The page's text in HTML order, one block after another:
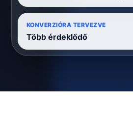
KONVERZIÓRA TERVEZVE
Több érdeklődő